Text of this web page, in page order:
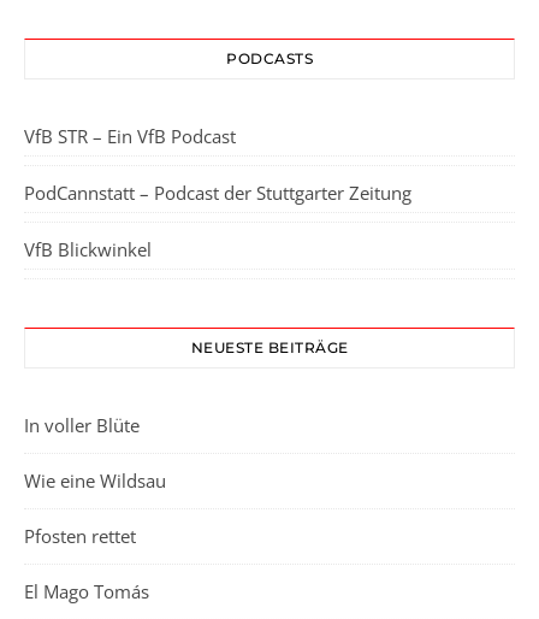
PODCASTS
VfB STR – Ein VfB Podcast
PodCannstatt – Podcast der Stuttgarter Zeitung
VfB Blickwinkel
NEUESTE BEITRÄGE
In voller Blüte
Wie eine Wildsau
Pfosten rettet
El Mago Tomás